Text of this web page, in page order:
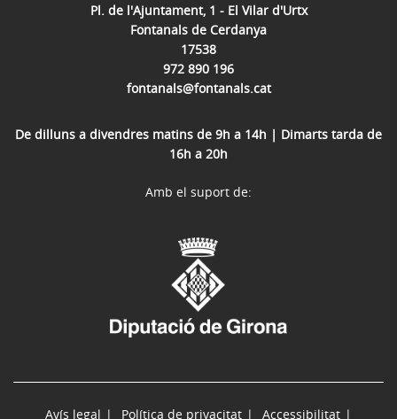
Pl. de l'Ajuntament, 1 - El Vilar d'Urtx
Fontanals de Cerdanya
17538
972 890 196
fontanals@fontanals.cat
De dilluns a divendres matins de 9h a 14h | Dimarts tarda de
16h a 20h
Avís legal Política de privacitat Accessibilitat
Amb el suport de: